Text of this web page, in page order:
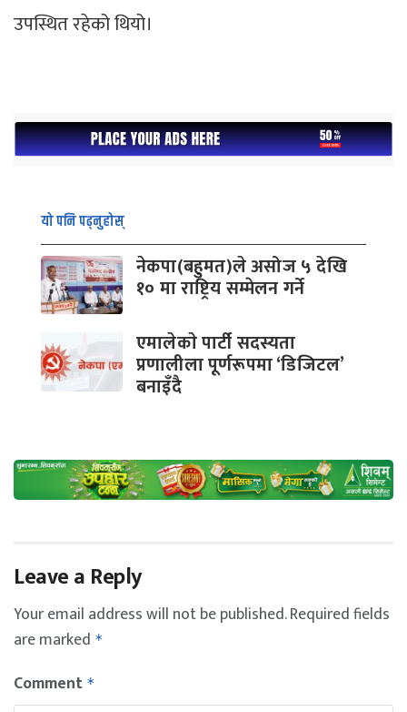
उपस्थित रहेको थियो।
यो पनि पढ्नुहोस्
नेकपा(बहुमत)ले असोज ५ देखि
१० मा राष्ट्रिय सम्मेलन गर्ने
एमालेकाे पार्टी सदस्यता
प्रणालीला पूर्णरूपमा ‘डिजिटल’
बनाइँदै
Leave a Reply
Your email address will not be published.Required fields
are marked *
Comment *